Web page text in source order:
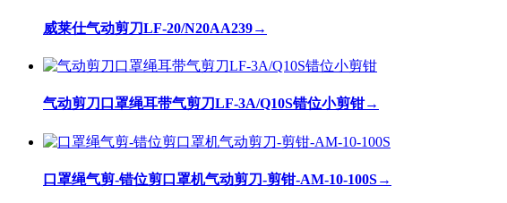
威莱仕气动剪刀LF-20/N20AA239→
气动剪刀口罩绳耳带气剪刀LF-3A/Q10S错位小剪钳→
口罩绳气剪-错位剪口罩机气动剪刀-剪钳-AM-10-100S→